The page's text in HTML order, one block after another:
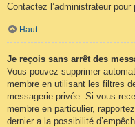
Contactez l’administrateur pour
Haut
Je reçois sans arrêt des
Vous pouvez supprimer
membre en utilisant les filtres
messagerie privée. Si vous
membre en particulier,
dernier a la possibilité